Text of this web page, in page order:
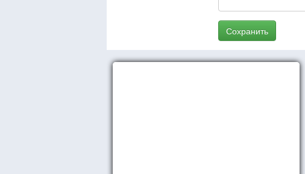
Сохранить